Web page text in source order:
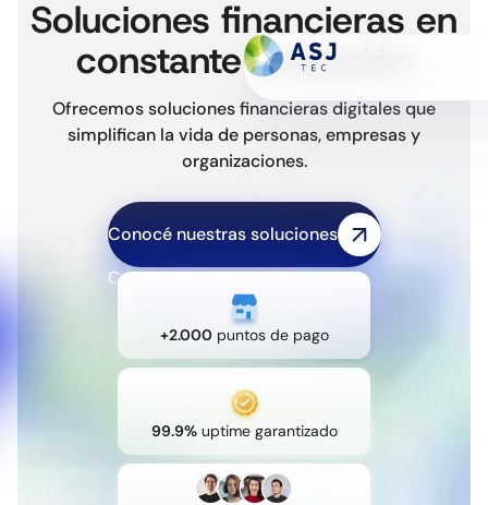
Billetera
Botón de pago
Soluciones digitales
Quiénes somos
Contactanos
Soluciones financieras en
constante evolución
Ofrecemos soluciones financieras digitales que
simplifican la vida de personas, empresas y
organizaciones.
Conocé nuestras soluciones
Conocénuestrassoluciones
+2.000 puntos de pago
99.9%uptime garantizado